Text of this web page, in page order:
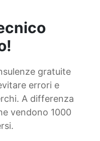
gratuite
errori e
A differenza
vendono 1000